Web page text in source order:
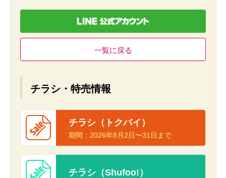
一覧に戻る
チラシ・特売情報
チラシ（トクバイ）
期間： 2026年8月2日〜31日まで
チラシ（Shufoo!）